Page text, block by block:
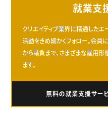
就業支
クリエイティブ業界に精通した
活動をきめ細かくフォロー。会員
から請負まで、さまざまな雇用
ます。
無料の就業支援サー